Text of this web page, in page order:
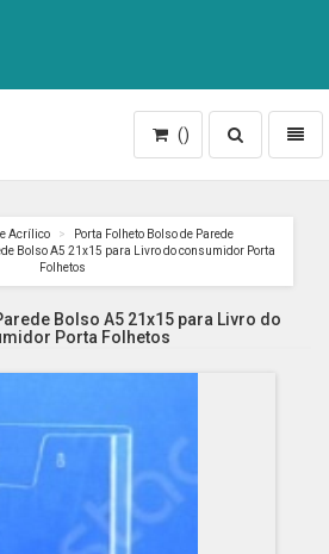
Toggle
search
()
Acrílico
Porta Folheto Bolso de Parede
Bolso A5 21x15 para Livro do consumidor Porta
Folhetos
Bolso A5 21x15 para Livro do
Porta Folhetos